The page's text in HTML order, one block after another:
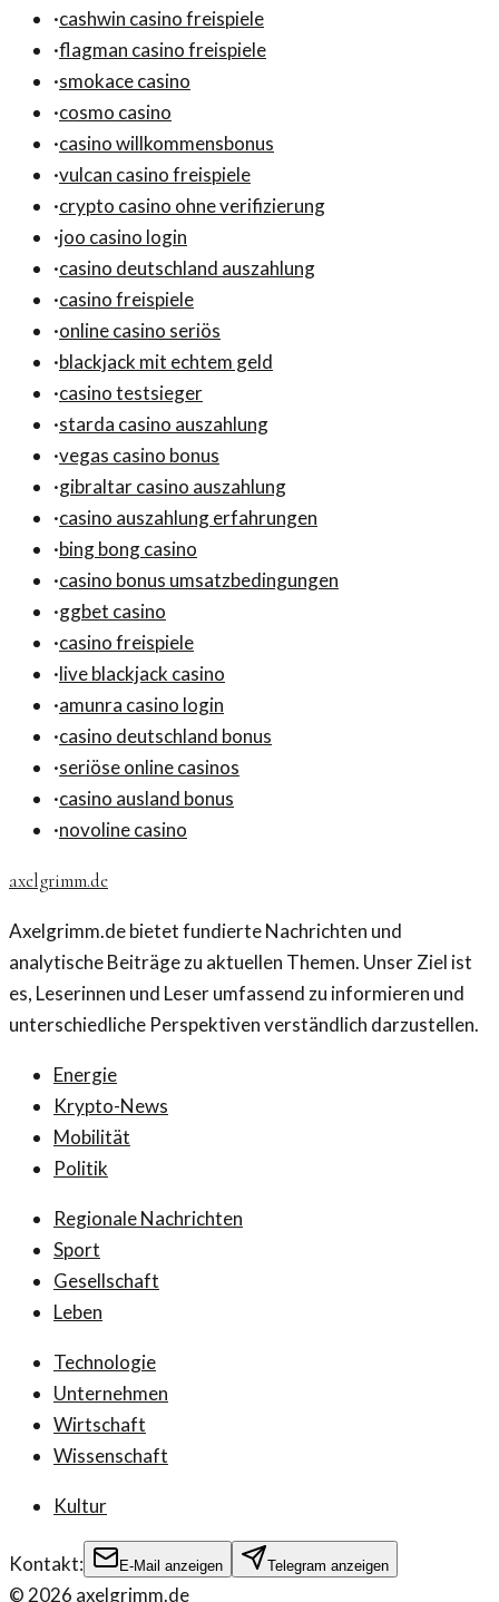
·cashwin casino freispiele
·flagman casino freispiele
·smokace casino
·cosmo casino
·casino willkommensbonus
·vulcan casino freispiele
·crypto casino ohne verifizierung
·joo casino login
·casino deutschland auszahlung
·casino freispiele
·online casino seriös
·blackjack mit echtem geld
·casino testsieger
·starda casino auszahlung
·vegas casino bonus
·gibraltar casino auszahlung
·casino auszahlung erfahrungen
·bing bong casino
·casino bonus umsatzbedingungen
·ggbet casino
·casino freispiele
·live blackjack casino
·amunra casino login
·casino deutschland bonus
·seriöse online casinos
·casino ausland bonus
·novoline casino
axelgrimm.de
Axelgrimm.de bietet fundierte Nachrichten und
analytische Beiträge zu aktuellen Themen. Unser Ziel ist
es, Leserinnen und Leser umfassend zu informieren und
unterschiedliche Perspektiven verständlich darzustellen.
Energie
Krypto-News
Mobilität
Politik
Regionale Nachrichten
Sport
Gesellschaft
Leben
Technologie
Unternehmen
Wirtschaft
Wissenschaft
Kultur
Kontakt: E-Mail anzeigen Telegram anzeigen
© 2026 axelgrimm.de